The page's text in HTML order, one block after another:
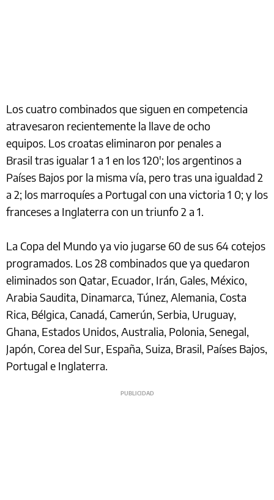
Los cuatro combinados que siguen en competencia
atravesaron recientemente la llave de ocho
equipos. Los croatas eliminaron por penales a
Brasil tras igualar 1 a 1 en los 120′; los argentinos a
Países Bajos por la misma vía, pero tras una igualdad 2
a 2; los marroquíes a Portugal con una victoria 1 0; y los
franceses a Inglaterra con un triunfo 2 a 1.
La Copa del Mundo ya vio jugarse 60 de sus 64 cotejos
programados. Los 28 combinados que ya quedaron
eliminados son Qatar, Ecuador, Irán, Gales, México,
Arabia Saudita, Dinamarca, Túnez, Alemania, Costa
Rica, Bélgica, Canadá, Camerún, Serbia, Uruguay,
Ghana, Estados Unidos, Australia, Polonia, Senegal,
Japón, Corea del Sur, España, Suiza, Brasil, Países Bajos,
Portugal e Inglaterra.